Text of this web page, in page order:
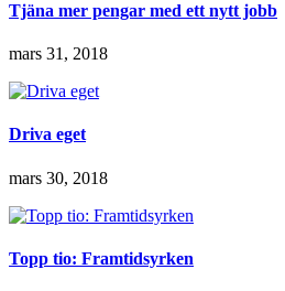
Tjäna mer pengar med ett nytt jobb
mars 31, 2018
Driva eget
mars 30, 2018
Topp tio: Framtidsyrken